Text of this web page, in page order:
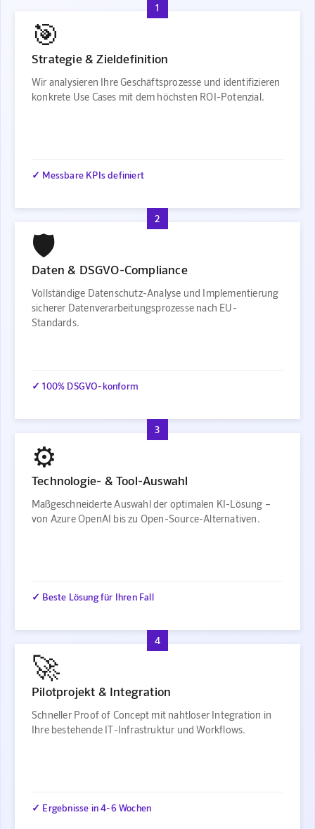
1
🎯
Strategie & Zieldefinition
Wir analysieren Ihre Geschäftsprozesse und identifizieren
konkrete Use Cases mit dem höchsten ROI-Potenzial.
✓ Messbare KPIs definiert
2
🛡️
Daten & DSGVO-Compliance
Vollständige Datenschutz-Analyse und Implementierung
sicherer Datenverarbeitungsprozesse nach EU-
Standards.
✓ 100% DSGVO-konform
3
⚙️
Technologie- & Tool-Auswahl
Maßgeschneiderte Auswahl der optimalen KI-Lösung –
von Azure OpenAI bis zu Open-Source-Alternativen.
✓ Beste Lösung für Ihren Fall
4
🚀
Pilotprojekt & Integration
Schneller Proof of Concept mit nahtloser Integration in
Ihre bestehende IT-Infrastruktur und Workflows.
✓ Ergebnisse in 4-6 Wochen